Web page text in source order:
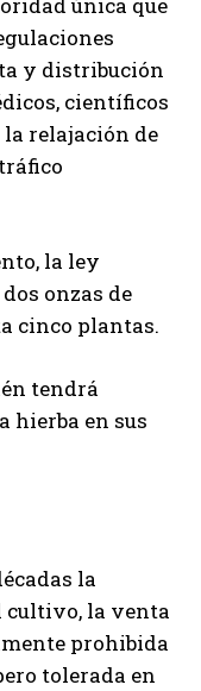
única que
y distribución
científicos
relajación de
la ley
onzas de
cinco plantas.
tendrá
hierba en sus
la
cultivo, la venta
prohibida
tolerada en